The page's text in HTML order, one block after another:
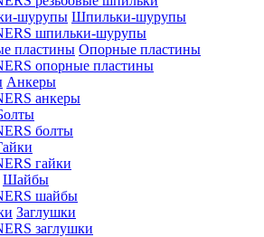
Шпильки-шурупы
шпильки-шурупы
Опорные пластины
опорные пластины
Анкеры
анкеры
болты
гайки
Шайбы
шайбы
Заглушки
заглушки